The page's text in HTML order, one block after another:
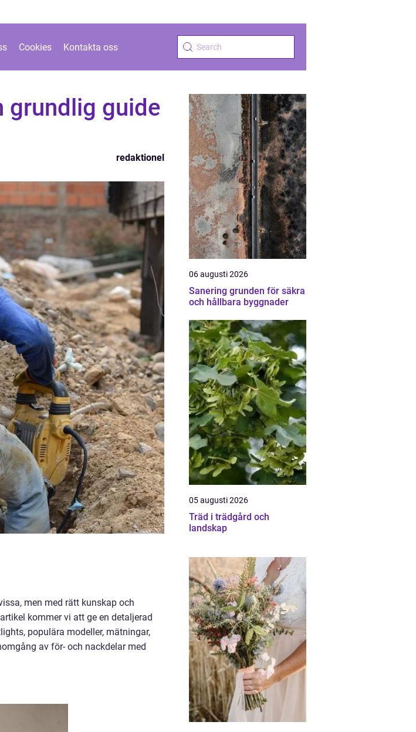
Cookies Kontakta oss
grundlig guide
redaktionel
men med rätt kunskap och
kommer vi att ge en detaljerad
populära modeller, mätningar,
av för- och nackdelar med
06 augusti 2026
Sanering grunden för säkra
och hållbara byggnader
05 augusti 2026
Träd i trädgård och
landskap